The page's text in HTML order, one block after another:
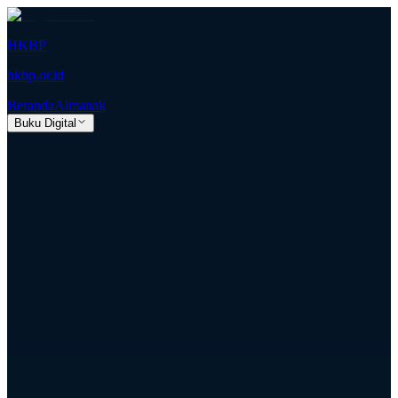
HKBP
hkbp.or.id
BerandaAlmanak
Buku Digital